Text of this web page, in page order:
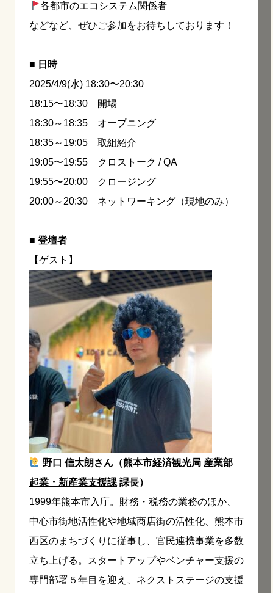
各都市のエコシステム関係者
などなど、ぜひご参加をお待ちしております！
■ 日時
2025/4/9(水) 18:30〜20:30
18:15〜18:30 開場
18:30～18:35 オープニング
18:35～19:05 取組紹介
19:05〜19:55 クロストーク / QA
19:55〜20:00 クロージング
20:00～20:30 ネットワーキング（現地のみ）
■ 登壇者
【ゲスト】
野口 信太朗さん（熊本市経済観光局 産業部
起業・新産業支援課 課長）
1999年熊本市入庁。財務・税務の業務のほか、
中心市街地活性化や地域商店街の活性化、熊本市
西区のまちづくりに従事し、官民連携事業を多数
立ち上げる。スタートアップやベンチャー支援の
専門部署５年目を迎え、ネクストステージの支援